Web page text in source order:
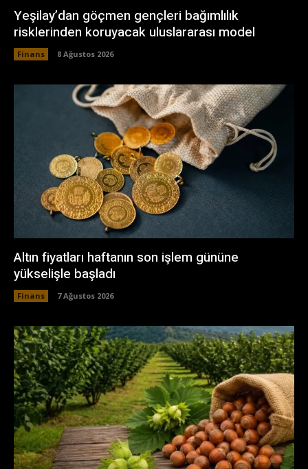
Yeşilay’dan göçmen gençleri bağımlılık
risklerinden koruyacak uluslararası model
Finans 8 Ağustos 2026
Altın fiyatları haftanın son işlem gününe
yükselişle başladı
Finans 7 Ağustos 2026